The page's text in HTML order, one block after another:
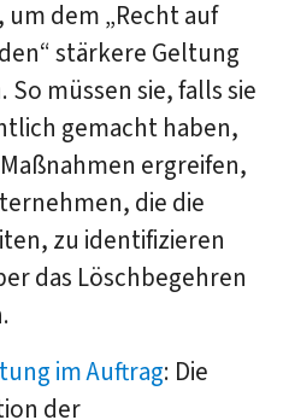
dem „Recht auf
stärkere Geltung
So müssen sie, falls sie
gemacht haben,
ergreifen,
die die
zu identifizieren
das Löschbegehren
im Auftrag: Die
der